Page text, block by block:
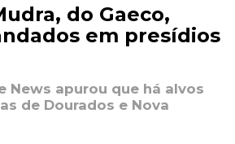
do Gaeco,
em presídios
News apurou que há alvos
de Dourados e Nova